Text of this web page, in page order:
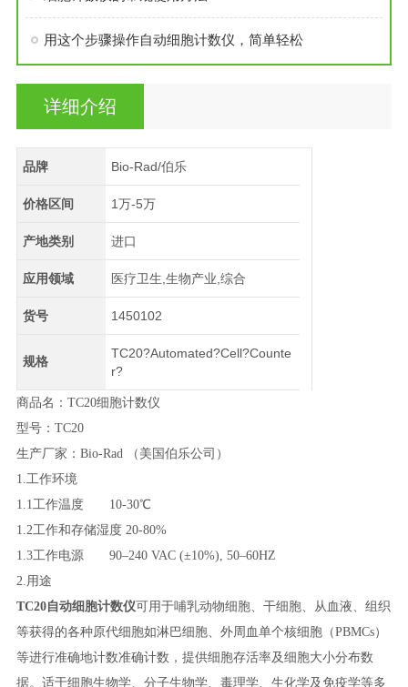
用这个步骤操作自动细胞计数仪，简单轻松
详细介绍
品牌 Bio-Rad/伯乐
价格区间 1万-5万
产地类别 进口
应用领域 医疗卫生,生物产业,综合
货号 1450102
规格
TC20?Automated?Cell?Counte
r?
商品名：TC20细胞计数仪
型号：TC20
生产厂家：Bio-Rad （美国伯乐公司）
1.工作环境
1.1工作温度 10-30℃
1.2工作和存储湿度 20-80%
1.3工作电源 90–240 VAC (±10%), 50–60HZ
2.用途
TC20自动细胞计数仪可用于哺乳动物细胞、干细胞、从血液、组织
等获得的各种原代细胞如淋巴细胞、外周血单个核细胞（PBMCs）
等进行准确地计数准确计数，提供细胞存活率及细胞大小分布数
据。适于细胞生物学、分子生物学、毒理学、生化学及免疫学等多